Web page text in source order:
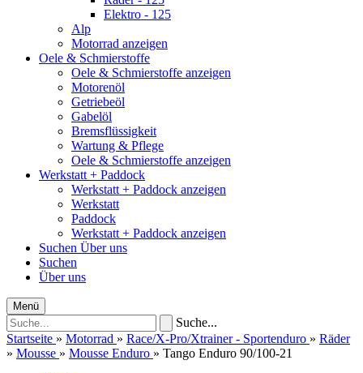
Elektro - 125
Alp
Motorrad anzeigen
Oele & Schmierstoffe
Oele & Schmierstoffe anzeigen
Motorenöl
Getriebeöl
Gabelöl
Bremsflüssigkeit
Wartung & Pflege
Oele & Schmierstoffe anzeigen
Werkstatt + Paddock
Werkstatt + Paddock anzeigen
Werkstatt
Paddock
Werkstatt + Paddock anzeigen
Suchen Über uns
Suchen
Über uns
Menü
Suche...
Startseite » Motorrad » Race/X-Pro/Xtrainer - Sportenduro » Räder
» Mousse » Mousse Enduro » Tango Enduro 90/100-21